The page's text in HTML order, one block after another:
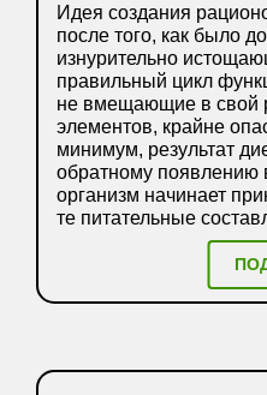
Идея создания
после того, как было
изнурительно
правильный цикл
не вмещающие в свой
элементов, крайне
минимум, результат
обратному появлению
организм начинает
те питательные